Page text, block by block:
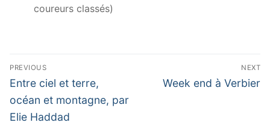
coureurs classés)
Navigation
de
l’article
PREVIOUS
Previous
post:
Entre ciel et terre,
océan et montagne, par
Elie Haddad
NEXT
Next
Week end à Verbier